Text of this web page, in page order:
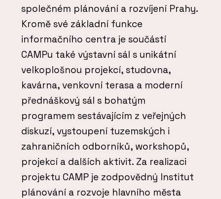
společném plánování a rozvíjení Prahy.
Kromě své základní funkce
informačního centra je součástí
CAMPu také výstavní sál s unikátní
velkoplošnou projekcí, studovna,
kavárna, venkovní terasa a moderní
přednáškový sál s bohatým
programem sestávajícím z veřejných
diskuzí, vystoupení tuzemských i
zahraničních odborníků, workshopů,
projekcí a dalších aktivit. Za realizaci
projektu CAMP je zodpovědný Institut
plánování a rozvoje hlavního města